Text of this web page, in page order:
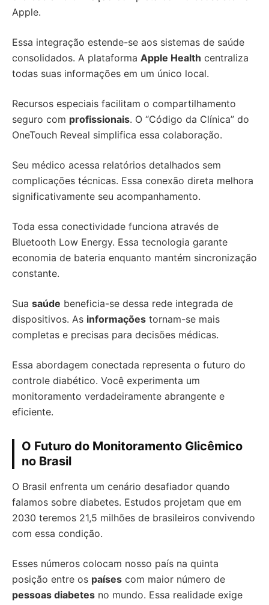
Apple.
Essa integração estende-se aos sistemas de saúde
consolidados. A plataforma Apple Health centraliza
todas suas informações em um único local.
Recursos especiais facilitam o compartilhamento
seguro com profissionais. O “Código da Clínica” do
OneTouch Reveal simplifica essa colaboração.
Seu médico acessa relatórios detalhados sem
complicações técnicas. Essa conexão direta melhora
significativamente seu acompanhamento.
Toda essa conectividade funciona através de
Bluetooth Low Energy. Essa tecnologia garante
economia de bateria enquanto mantém sincronização
constante.
Sua saúde beneficia-se dessa rede integrada de
dispositivos. As informações tornam-se mais
completas e precisas para decisões médicas.
Essa abordagem conectada representa o futuro do
controle diabético. Você experimenta um
monitoramento verdadeiramente abrangente e
eficiente.
O Futuro do Monitoramento Glicêmico
no Brasil
O Brasil enfrenta um cenário desafiador quando
falamos sobre diabetes. Estudos projetam que em
2030 teremos 21,5 milhões de brasileiros convivendo
com essa condição.
Esses números colocam nosso país na quinta
posição entre os países com maior número de
pessoas diabetes no mundo. Essa realidade exige